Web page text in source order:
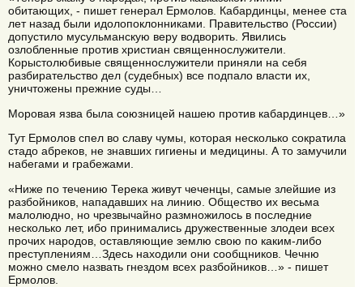
обитающих, - пишет генерал Ермолов. Кабардинцы, менее ста
лет назад были идолопоклонниками. Правительство (России)
допустило мусульманскую веру водворить. Явились
озлобленные против христиан священнослужители.
Корыстолюбивые священнослужители приняли на себя
разбирательство дел (судебных) все подпало власти их,
уничтожены прежние суды…
Моровая язва была союзницей нашею против кабардинцев…»
Тут Ермолов спел во славу чумы, которая несколько сократила
стадо абреков, не знавших гигиены и медицины. А то замучили
набегами и грабежами.
«Ниже по течению Терека живут чеченцы, самые злейшие из
разбойников, нападавших на линию. Общество их весьма
малолюдно, но чрезвычайно размножилось в последние
несколько лет, ибо принимались дружественные злодеи всех
прочих народов, оставляющие землю свою по каким-либо
преступлениям…Здесь находили они сообщников. Чечню
можно смело назвать гнездом всех разбойников…» - пишет
Ермолов.